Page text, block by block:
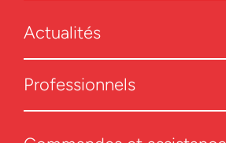
Actualités
Professionnels